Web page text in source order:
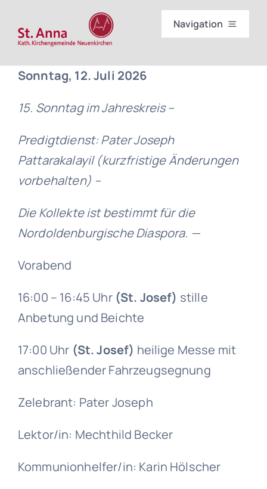
content
Navigation
Wir
Sakramente
Einrichtungen
Gruppen
Sonntag, 12. Juli 2026
15. Sonntag im Jahreskreis –
Predigtdienst: Pater Joseph
Pattarakalayil (kurzfristige Änderungen
vorbehalten) –
Die Kollekte ist bestimmt für die
Nordoldenburgische Diaspora. —
Vorabend
16:00 – 16:45 Uhr(St. Josef) stille
Anbetung und Beichte
17:00 Uhr (St. Josef) heilige Messe mit
anschließender Fahrzeugsegnung
Zelebrant: Pater Joseph
Lektor/in: Mechthild Becker
Kommunionhelfer/in: Karin Hölscher